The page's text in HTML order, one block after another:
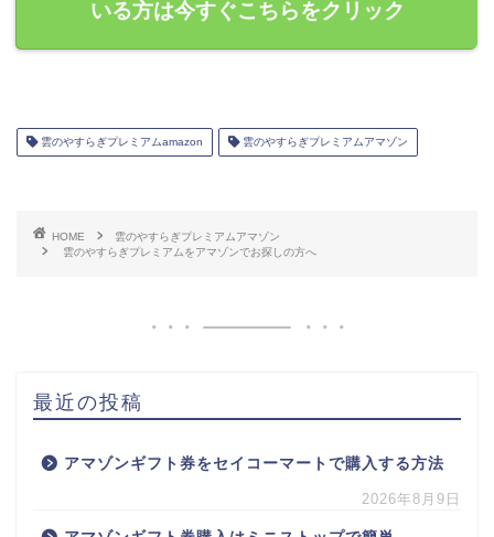
いる方は今すぐこちらをクリック
雲のやすらぎプレミアムamazon 雲のやすらぎプレミアムアマゾン
HOME
雲のやすらぎプレミアムアマゾン
雲のやすらぎプレミアムをアマゾンでお探しの方へ
最近の投稿
アマゾンギフト券をセイコーマートで購入する方法
2026年8月9日